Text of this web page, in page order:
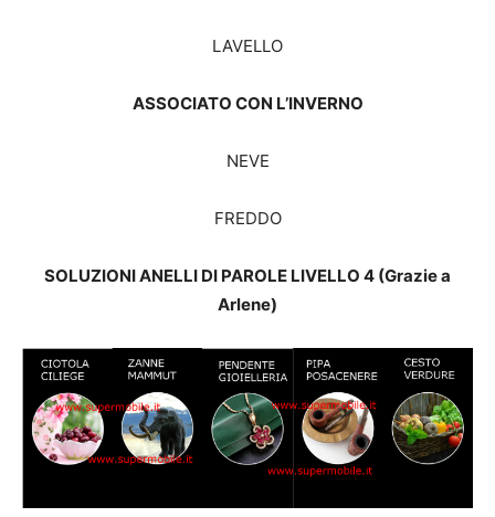
LAVELLO
ASSOCIATO CON L’INVERNO
NEVE
FREDDO
SOLUZIONI ANELLI DI PAROLE LIVELLO 4 (Grazie a
Arlene)